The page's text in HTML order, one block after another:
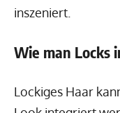
inszeniert.
Wie man Locks
Lockiges Haar